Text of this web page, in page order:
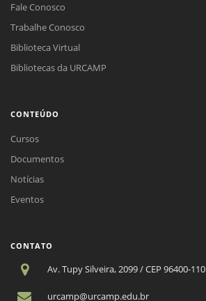
Fale Conosco
Trabalhe Conosco
Biblioteca Virtual
Bibliotecas da URCAMP
CONTEÚDO
Cursos
Documentos
Notícias
Eventos
CONTATO
Av. Tupy Silveira, 2099 / CEP 96400-110
urcamp@urcamp.edu.br